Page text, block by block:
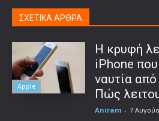
ΣΧΕΤΙΚΑ ΑΡΘΡΑ
Apple
Η κρυφή
iPhone
ναυτία
Πώς
Aniram - 7